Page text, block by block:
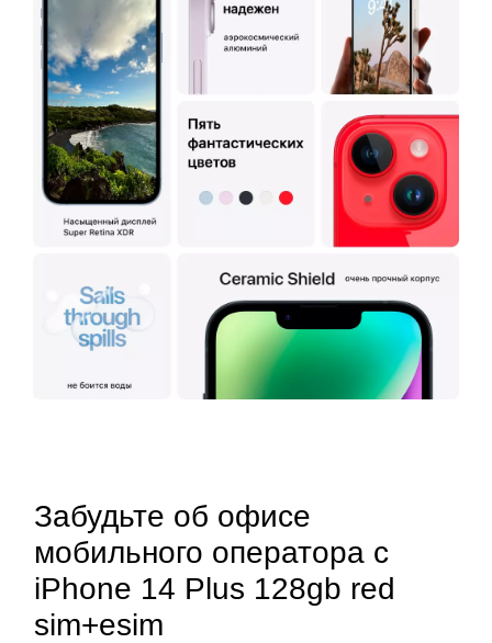
Забудьте об офисе
мобильного оператора с
iPhone 14 Plus 128gb red
sim+esim